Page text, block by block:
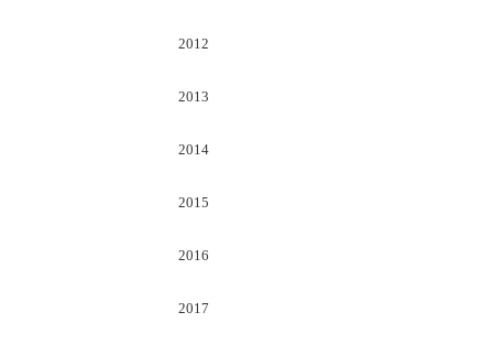
2012
2013
2014
2015
2016
2017